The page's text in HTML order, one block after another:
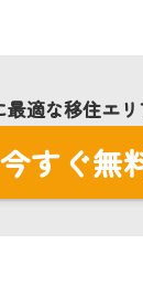
最適な移住エ
今すぐ無